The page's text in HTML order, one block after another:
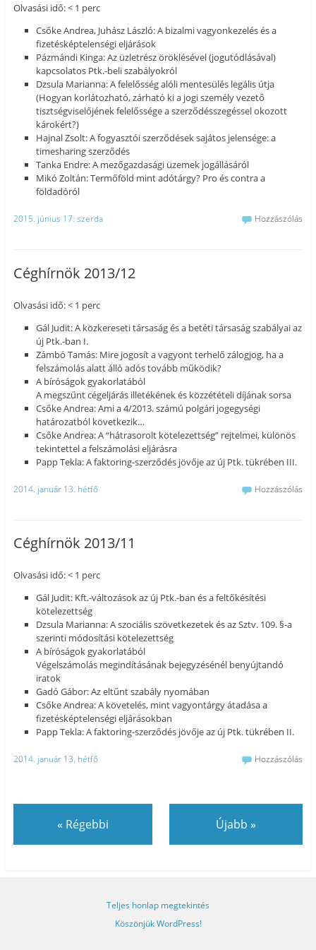
Olvasási idő: < 1 perc
Csőke Andrea, Juhász László: A bizalmi vagyonkezelés és a
fizetésképtelenségi eljárások
Pázmándi Kinga: Az üzletrész öröklésével (jogutódlásával)
kapcsolatos Ptk.-beli szabályokról
Dzsula Marianna: A felelősség alóli mentesülés legális útja
(Hogyan korlátozható, zárható ki a jogi személy vezető
tisztségviselőjének felelőssége a szerződésszegéssel okozott
károkért?)
Hajnal Zsolt: A fogyasztói szerződések sajátos jelensége: a
timesharing szerződés
Tanka Endre: A mezőgazdasági üzemek jogállásáról
Mikó Zoltán: Termőföld mint adótárgy? Pro és contra a
földadóról
2015. június 17. szerda Hozzászólás
Céghírnök 2013/12
Olvasási idő: < 1 perc
Gál Judit: A közkereseti társaság és a betéti társaság szabályai az
új Ptk.-ban I.
Zámbó Tamás: Mire jogosít a vagyont terhelő zálogjog, ha a
felszámolás alatt álló adós tovább működik?
A bíróságok gyakorlatából
A megszűnt cégeljárás illetékének és közzétételi díjának sorsa
Csőke Andrea: Ami a 4/2013. számú polgári jogegységi
határozatból következik…
Csőke Andrea: A “hátrasorolt kötelezettség” rejtelmei, különös
tekintettel a felszámolási eljárásra
Papp Tekla: A faktoring-szerződés jövője az új Ptk. tükrében III.
2014. január 13. hétfő Hozzászólás
Céghírnök 2013/11
Olvasási idő: < 1 perc
Gál Judit: Kft.-változások az új Ptk.-ban és a feltőkésítési
kötelezettség
Dzsula Marianna: A szociális szövetkezetek és az Sztv. 109. §-a
szerinti módosítási kötelezettség
A bíróságok gyakorlatából
Végelszámolás megindításának bejegyzésénél benyújtandó
iratok
Gadó Gábor: Az eltűnt szabály nyomában
Csőke Andrea: A követelés, mint vagyontárgy átadása a
fizetésképtelenségi eljárásokban
Papp Tekla: A faktoring-szerződés jövője az új Ptk. tükrében II.
2014. január 13. hétfő Hozzászólás
« Régebbi Újabb»
Teljes honlap megtekintés
Köszönjük WordPress!